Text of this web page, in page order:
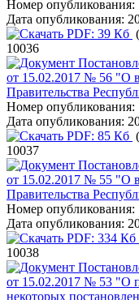
Номер опубликования:
Дата опубликования:
PDF: 39 Кб
10036
от 15.02.2017 № 56 "О
Правительства
Номер опубликования:
Дата опубликования:
PDF: 85 Кб
10037
от 15.02.2017 № 55 "О
Правительства
Номер опубликования:
Дата опубликования:
PDF: 334 Кб
10038
от 15.02.2017 № 53 "О
некоторых